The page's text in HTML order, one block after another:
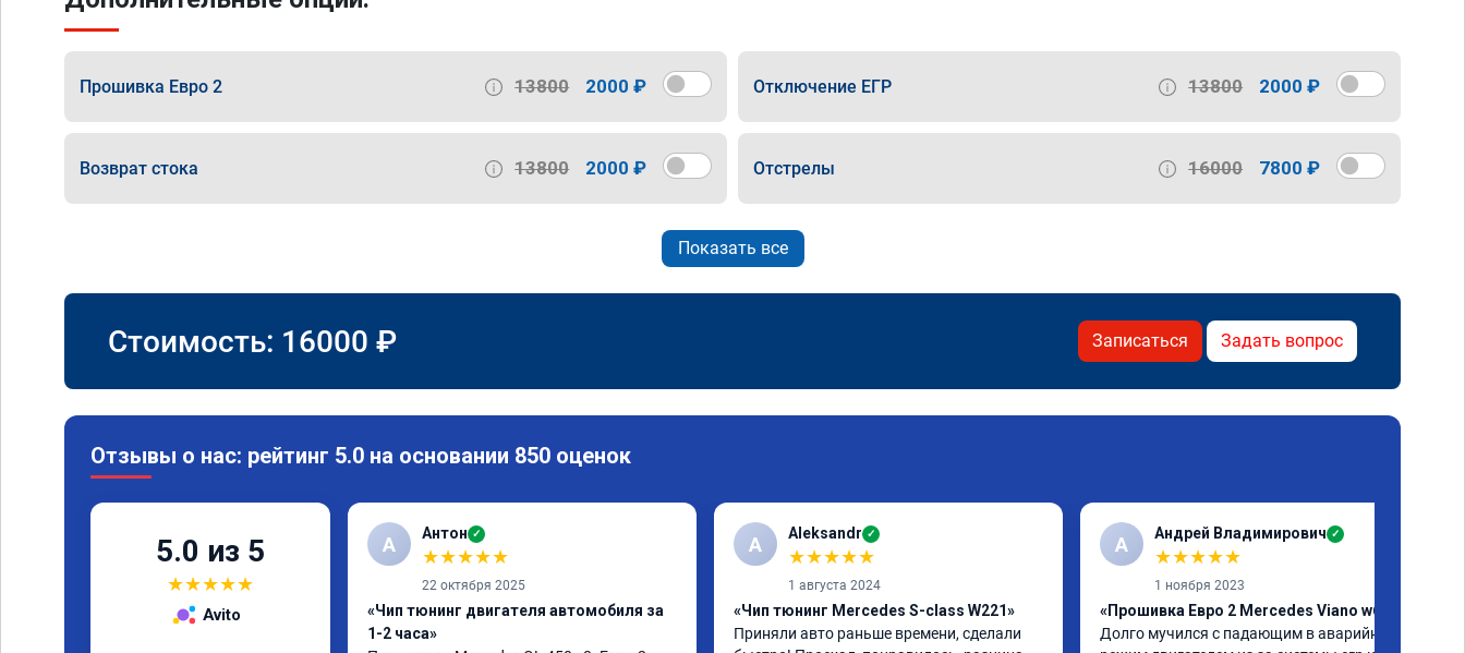
Прошивка Евро 2 13800 2000 ₽ Отключение ЕГР 13800 2000 ₽
Возврат стока 13800 2000 ₽ Отстрелы 16000 7800 ₽
Показать все
Стоимость: 16000 ₽ Записаться Задать вопрос
Отзывы о нас: рейтинг 5.0 на основании 850 оценок
5.0 из 5
★★★★★
Avito
А Антон ✓
★★★★★
22 октября 2025
«Чип тюнинг двигателя автомобиля за
1-2 часа»
A Aleksandr ✓
★★★★★
1 августа 2024
«Чип тюнинг Mercedes S-class W221»
Приняли авто раньше времени, сделали
А Андрей Владимирович ✓
★★★★★
1 ноября 2023
«Прошивка Евро 2 Mercedes Viano w639»
Долго мучился с падающим в аварийный